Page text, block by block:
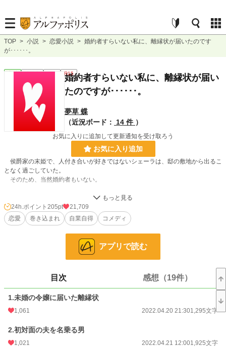
TOP > 小説 > 恋愛小説 > 婚約者すらいない私に、離縁状が届いたのです
が･･････。
恋愛 連載中 短編 R15
婚約者すらいない私に、離縁状が届い
たのですが･･････。
夢草 蝶
（近況ボード：
14 件 ）
お気に入りに追加して更新通知を受け取ろう
お気に入り追加
侯爵家の末姫で、人付き合いが好きではないシェーラは、邸の敷地から出るこ
となく過ごしていた。
そのため、当然婚約者もいない。
なのにある日、何故かシェーラ宛に離縁状が届く。
差出人の名前に覚えのなかったシェーラは、間違いだろうとその離縁状を燃や
してしまう。
すると後日、見知らぬ男が怒りの形相で邸に押し掛けてきて──？
7,103 位 / 228,850 件
3,178 位 / 66,374 件
24h.ポイント
文字数 74,284
更新日時
24h.ポイント 205pt
21,709
恋愛
巻き込まれ 自業自得 コメディ
アプリで読む
目次 感想（19件）
1.未婚の令嬢に届いた離縁状
1,061 2022.04.20 21:301,295文字
2.初対面の夫を名乗る男
1,021 2022.04.21 12:001,925文字